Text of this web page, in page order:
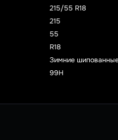
215/55 R18
215
55
R18
Зимние
99H